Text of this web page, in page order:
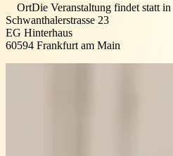
OrtDie Veranstaltung findet statt in
Schwanthalerstrasse 23
EG Hinterhaus
60594 Frankfurt am Main